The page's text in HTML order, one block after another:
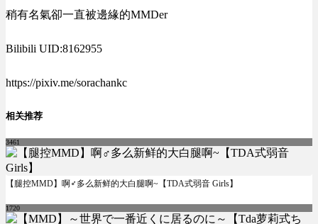
稍有名氣卻一直被邊緣的MMDer
Bilibili UID:8162955
https://pixiv.me/sorachankc
相关推荐
3461
【腿控MMD】啊♂多么新鲜的大白腿啊~【TDA式弱音 Girls】
1720